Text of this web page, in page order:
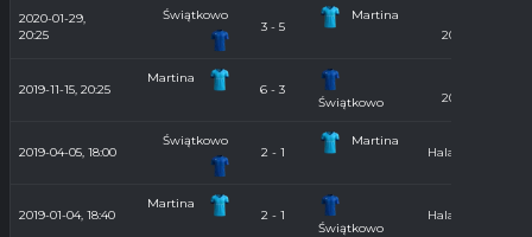
2020-01-29,
20:25
Świątkowo
3 - 5
Martina
2019/2020
2019-11-15, 20:25
Martina
6 - 3
Świątkowo
2019/2020
2019-04-05, 18:00
Świątkowo
2 - 1
Martina
Hala 2018/2019
2019-01-04, 18:40
Martina
2 - 1
Świątkowo
Hala 2018/2019